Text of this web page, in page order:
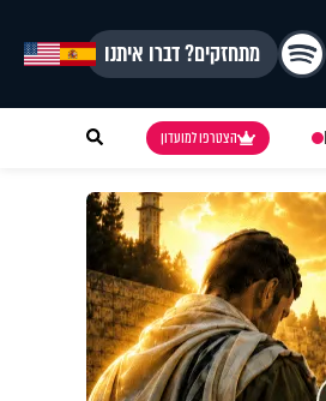
מתחזקים? דברו איתנו
הצטרפו למועדון